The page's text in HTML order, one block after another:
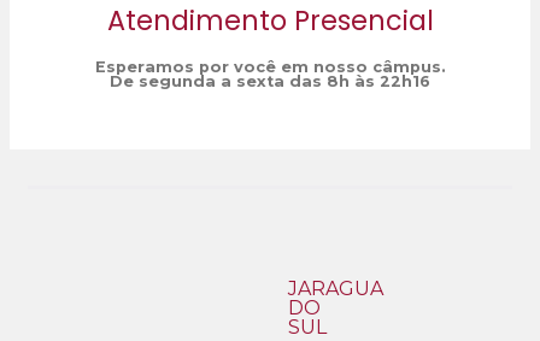
Atendimento Presencial
Esperamos por você em nosso câmpus.
De segunda a sexta das 8h às 22h16
JARAGUÁ
DO
SUL